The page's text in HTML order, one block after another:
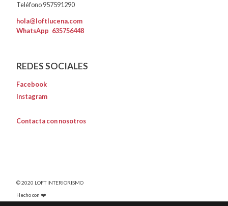
Teléfono 957591290
hola@loftlucena.com
WhatsApp 635756448
REDES SOCIALES
Facebook
Instagram
Contacta con nosotros
© 2020 LOFT INTERIORISMO
Hecho con ❤️